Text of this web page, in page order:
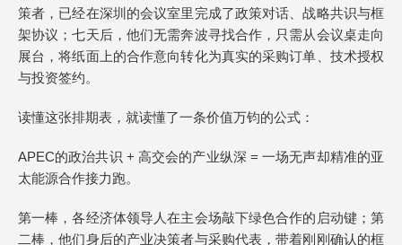
策者，已经在深圳的会议室里完成了政策对话、战略共识与框
架协议；七天后，他们无需奔波寻找合作，只需从会议桌走向
展台，将纸面上的合作意向转化为真实的采购订单、技术授权
与投资签约。
读懂这张排期表，就读懂了一条价值万钧的公式：
APEC的政治共识 + 高交会的产业纵深 = 一场无声却精准的亚
太能源合作接力跑。
第一棒，各经济体领导人在主会场敲下绿色合作的启动键；第
二棒，他们身后的产业决策者与采购代表，带着刚刚确认的框